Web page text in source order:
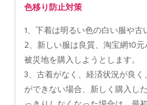
色移り防止対策
1、下着は明るい色の白い服や古
2、新しい服は良質、淘宝網10
被災地を購入しようとします。
3、古着がなく、経済状況が良く
ができない場合、新しく購入し